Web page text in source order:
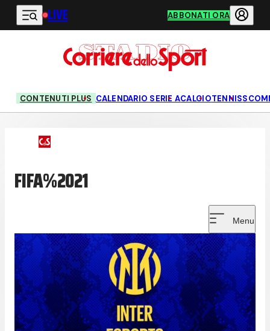
Vai al contenuto principale
LIVE ABBONATI ORA
CONTENUTI PLUS CALENDARIO SERIE ACALCIOTENNIS
FIFA%2021
Menu